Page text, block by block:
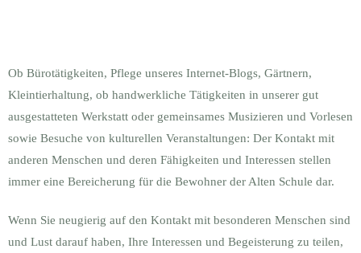
Ob Bürotätigkeiten, Pflege unseres Internet-Blogs, Gärtnern,
Kleintierhaltung, ob handwerkliche Tätigkeiten in unserer gut
ausgestatteten Werkstatt oder gemeinsames Musizieren und Vorlesen
sowie Besuche von kulturellen Veranstaltungen: Der Kontakt mit
anderen Menschen und deren Fähigkeiten und Interessen stellen
immer eine Bereicherung für die Bewohner der Alten Schule dar.
Wenn Sie neugierig auf den Kontakt mit besonderen Menschen sind
und Lust darauf haben, Ihre Interessen und Begeisterung zu teilen,